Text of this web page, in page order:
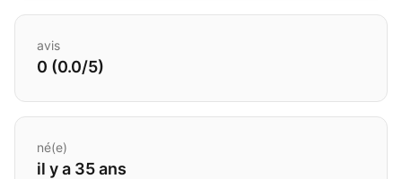
avis
0 (0.0/5)
né(e)
il y a 35 ans